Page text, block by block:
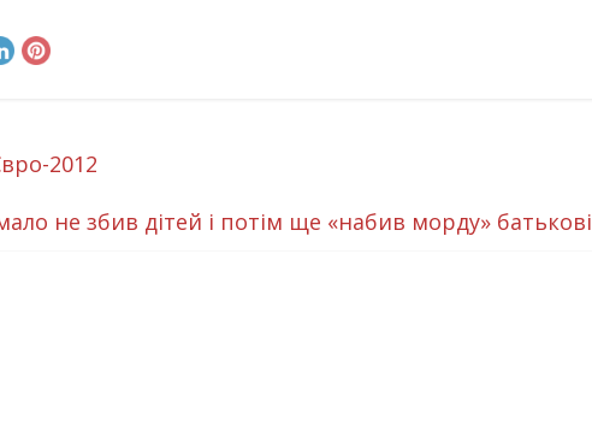
2012
не збив дітей і потім ще «набив морду» батькові